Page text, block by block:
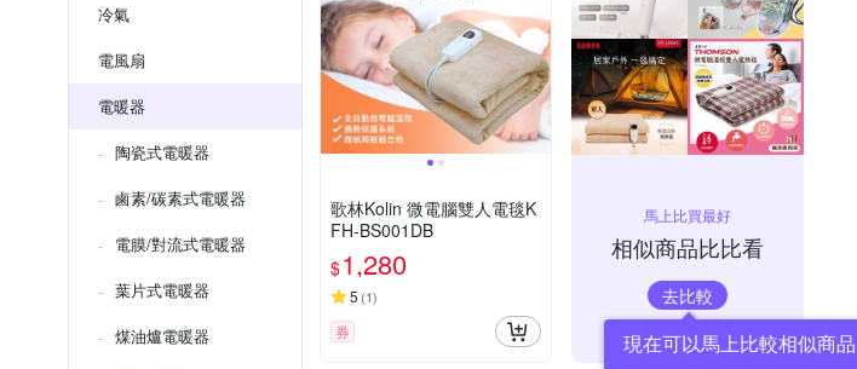
冷氣
電風扇
電暖器
陶瓷式電暖器
鹵素/碳素式電暖器
電膜/對流式電暖器
葉片式電暖器
煤油爐電暖器
歌林Kolin 微電腦雙人電毯K
FH-BS001DB
$1,280
5 (1)
券
馬上比買最好
相似商品比比看
去比較
現在可以馬上比較相似商品